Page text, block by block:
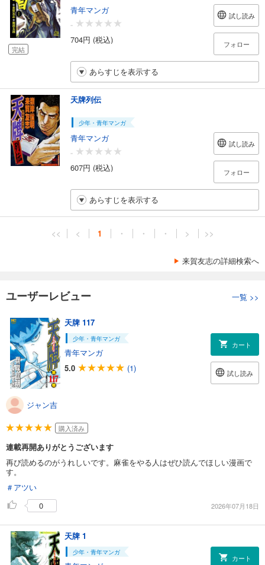
完結
青年マンガ
-
704円 (税込)
試し読み
フォロー
あらすじを表示する
天牌列伝
少年・青年マンガ
青年マンガ
-
607円 (税込)
試し読み
フォロー
あらすじを表示する
<< < 1 ・ ・ ・ > >>
来賀友志の詳細検索へ
ユーザーレビュー 一覧 >>
天牌 117
少年・青年マンガ
青年マンガ
5.0
(1)
カート
試し読み
ジャン吉
購入済み
連載再開ありがとうございます
再び読めるのがうれしいです。麻雀をやる人はぜひ読んでほしい漫画で
す。
＃アツい
0
2026年07月18日
天牌 1
少年・青年マンガ
カート